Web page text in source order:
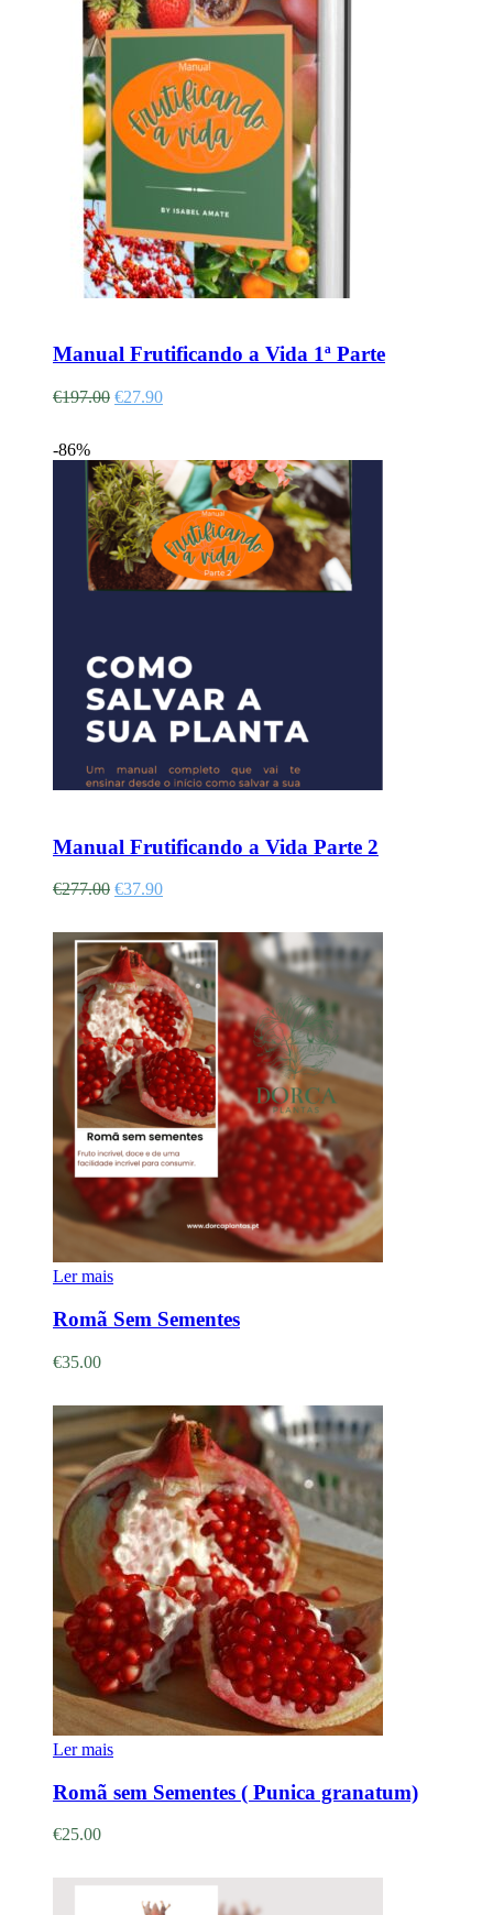
Manual Frutificando a Vida 1ª Parte
€197.00 €27.90
-86%
Manual Frutificando a Vida Parte 2
€277.00 €37.90
Ler mais
Romã Sem Sementes
€35.00
Ler mais
Romã sem Sementes ( Punica granatum)
€25.00